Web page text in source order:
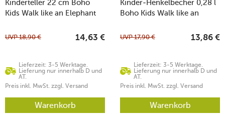
Kinderteller 22 cm Boho
Kids Walk like an Elephant
Lieferzeit: 3-5 Werktage.
Lieferung nur innerhalb D und
AT.
UVP18,90 € 14,63 €
Preis inkl. MwSt. zzgl. Versand
Warenkorb
Kinder-Henkelbecher 0,28 l
Boho Kids Walk like an
Lieferzeit: 3-5 Werktage.
Lieferung nur innerhalb D und
AT.
UVP17,90 € 13,86 €
Preis inkl. MwSt. zzgl. Versand
Warenkorb